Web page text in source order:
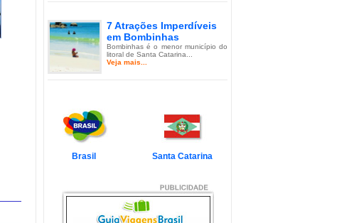
7 Atrações Imperdíveis
em Bombinhas
Bombinhas é o menor município do
litoral de Santa Catarina...
Veja mais...
de Balneário Camboriú e
Balneário Camboriú é um passeio
em Florianópolis
Florianópolis é um dos destinos mais
desejados dos último...
Veja mais...
Brasil Santa Catarina